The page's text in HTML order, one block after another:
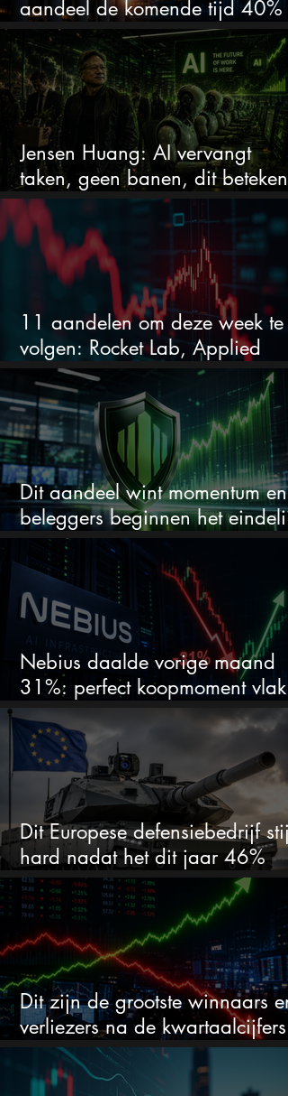
aandeel de komende tijd 40%
stijgen na 20% daling
Jensen Huang: AI vervangt
taken, geen banen, dit betekent
het voor AI-aandelen
11 aandelen om deze week te
volgen: Rocket Lab, Applied
Materials en de zwaarste AI-test
Dit aandeel wint momentum en
beleggers beginnen het eindelijk
te zien
Nebius daalde vorige maand
31%: perfect koopmoment vlak
voor kwartaalcijfers?
Dit Europese defensiebedrijf
hard nadat het dit jaar 46%
daalde: mooie koopkans?
Dit zijn de grootste winnaars en
verliezers na de kwartaalcijfers
(2 springen eruit)